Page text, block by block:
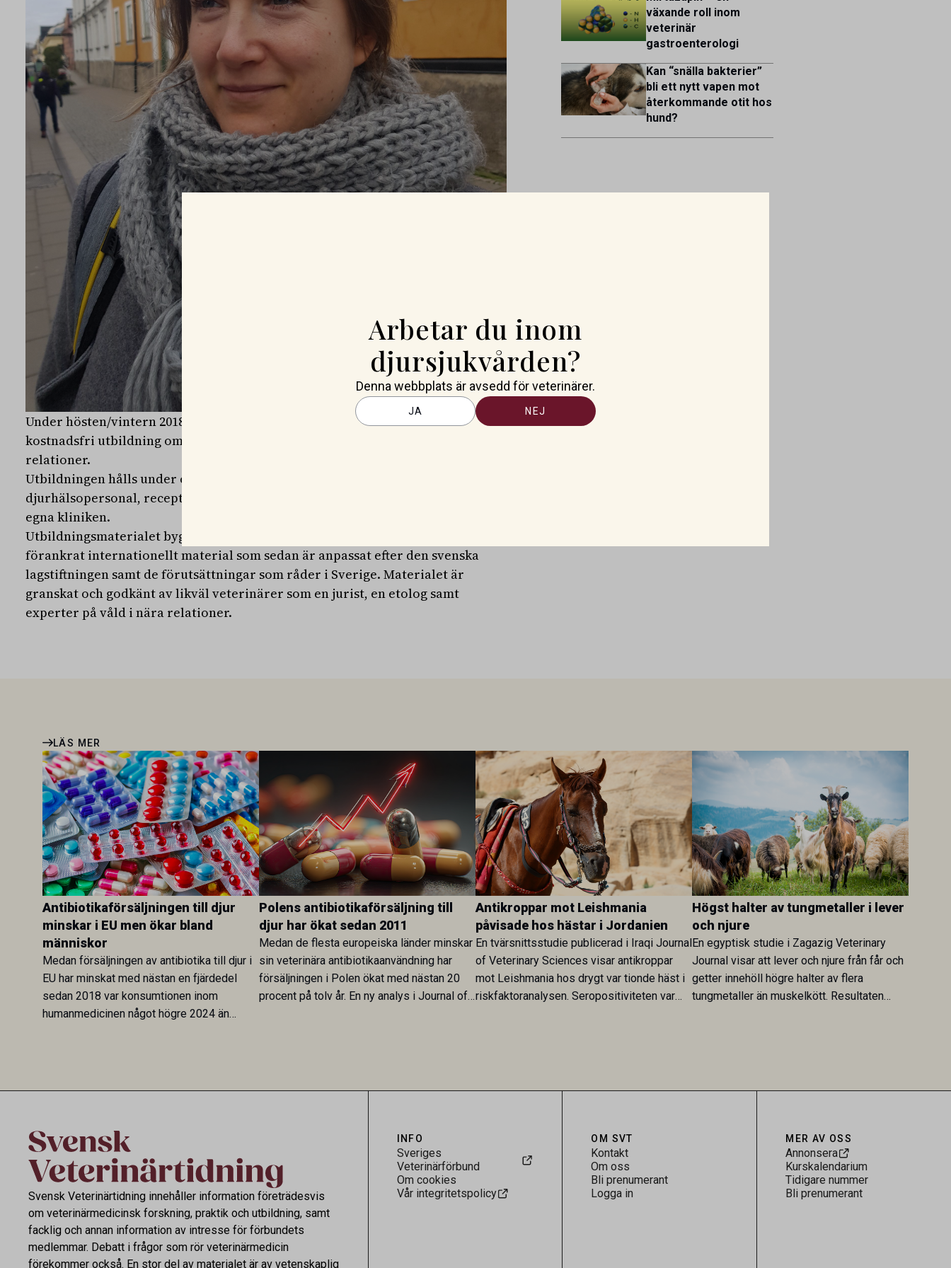
Under hösten/vintern 2018 genomför kunskapscentrumet Se Sambandet en
kostnadsfri utbildning om sambandet mellan våld mot djur och våld i nära
relationer.
Utbildningen hålls under cirka två timmar och vänder sig till både
djurhälsopersonal, receptionister och djurvårdare. Den genomförs på den
egna kliniken.
Utbildningsmaterialet bygger från början på beprövat och vetenskapligt
förankrat internationellt material som sedan är anpassat efter den svenska
lagstiftningen samt de förutsättningar som råder i Sverige. Materialet är
granskat och godkänt av likväl veterinärer som en jurist, en etolog samt
experter på våld i nära relationer.
växande roll inom
veterinär
gastroenterologi
Kan “snälla bakterier”
bli ett nytt vapen mot
återkommande otit hos
hund?
LÄS MER
Antibiotikaförsäljningen till djur
minskar i EU men ökar bland
människor
Medan försäljningen av antibiotika till djur i
EU har minskat med nästan en fjärdedel
sedan 2018 var konsumtionen inom
humanmedicinen något högre 2024 än
Polens antibiotikaförsäljning till
djur har ökat sedan 2011
Medan de flesta europeiska länder minskar
sin veterinära antibiotikaanvändning har
försäljningen i Polen ökat med nästan 20
procent på tolv år. En ny analys i Journal of
Antikroppar mot Leishmania
påvisade hos hästar i Jordanien
En tvärsnittsstudie publicerad i Iraqi Journal
of Veterinary Sciences visar antikroppar
mot Leishmania hos drygt var tionde häst i
riskfaktoranalysen. Seropositiviteten var
Högst halter av tungmetaller i lever
och njure
En egyptisk studie i Zagazig Veterinary
Journal visar att lever och njure från får och
getter innehöll högre halter av flera
tungmetaller än muskelkött. Resultaten
Svensk Veterinärtidning innehåller information företrädesvis
om veterinärmedicinsk forskning, praktik och utbildning, samt
facklig och annan information av intresse för förbundets
medlemmar. Debatt i frågor som rör veterinärmedicin
förekommer också. En stor del av materialet är av vetenskaplig
INFO
Sveriges
Veterinärförbund
Om cookies
Vår integritetspolicy
OM SVT
Kontakt
Om oss
Bli prenumerant
Logga in
MER AV OSS
Annonsera
Kurskalendarium
Tidigare nummer
Bli prenumerant
Arbetar du inom
djursjukvården?
Denna webbplats är avsedd för veterinärer.
JA NEJ